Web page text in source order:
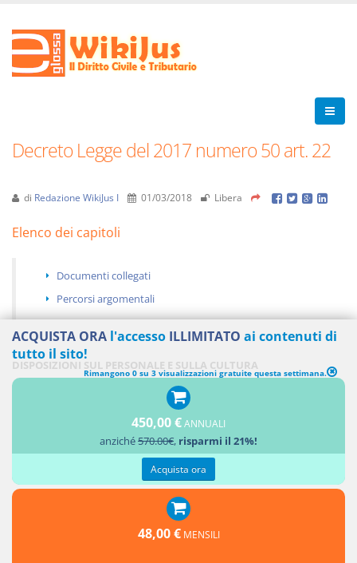
Decreto Legge del 2017 numero 50 art. 22
di Redazione WikiJus I 01/03/2018 Libera
Elenco dei capitoli
Documenti collegati
Percorsi argomentali
DISPOSIZIONI SUL PERSONALE E SULLA CULTURA
ACQUISTA ORA l'accesso ILLIMITATO ai contenuti di
tutto il sito!
Rimangono 0 su 3 visualizzazioni gratuite questa settimana.
450,00 €ANNUALI
anziché570.00€, risparmi il 21%!
Acquista ora
48,00 € MENSILI